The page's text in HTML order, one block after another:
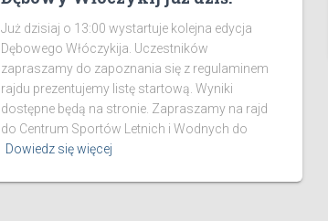
Już dzisiaj o 13:00 wystartuje kolejna edycja
Dębowego Włóczykija. Uczestników
zapraszamy do zapoznania się z regulaminem
rajdu prezentujemy listę startową. Wyniki
dostępne będą na stronie. Zapraszamy na rajd
do Centrum Sportów Letnich i Wodnych do
Dowiedz się więcej